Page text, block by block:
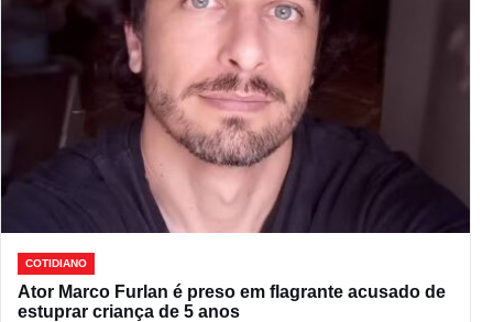
COTIDIANO
Ator Marco Furlan é preso em flagrante acusado de
estuprar criança de 5 anos